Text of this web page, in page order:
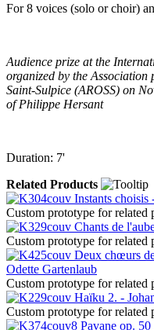
For 8 voices (solo or choir)
Audience prize at the
organized by the Association
Saint-Sulpice (AROSS) on
of Philippe Hersant
Duration: 7'
Related Products
Instants choisis
Custom prototype for related
Chants de
Custom prototype for related
Deux chœurs
Odette Gartenlaub
Custom prototype for related
Haïku 2. -
Custom prototype for related
Pavane op.